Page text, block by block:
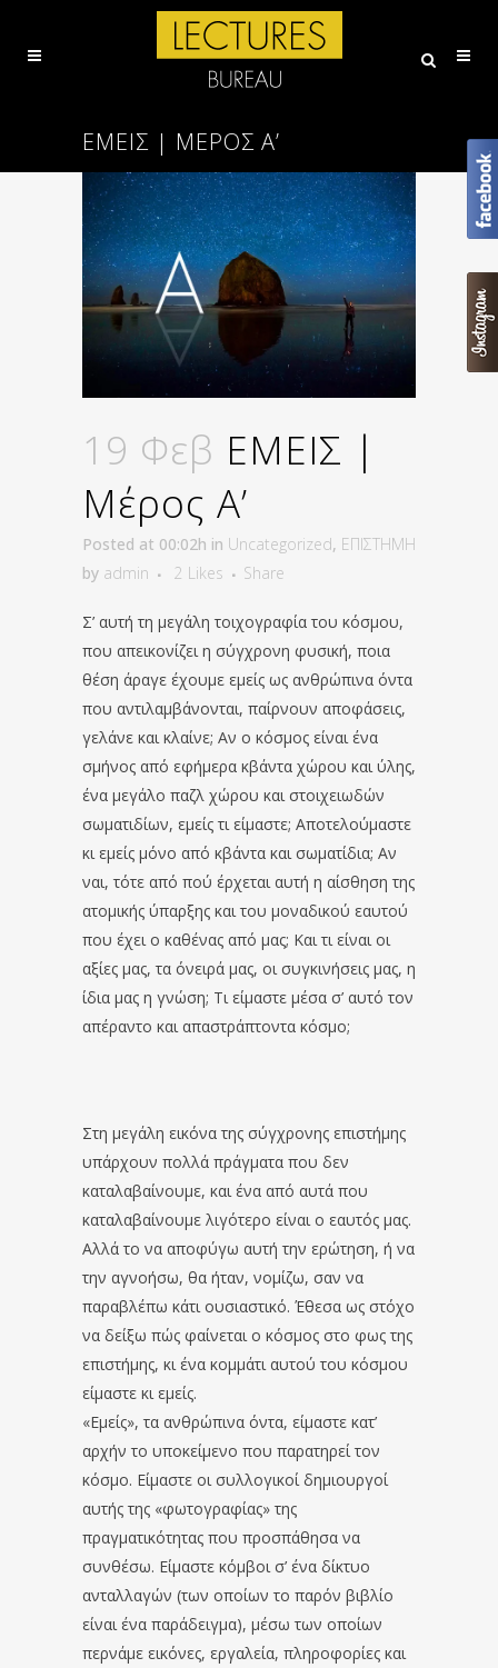
ΕΜΕΙΣ | ΜΈΡΟΣ Α’
19 Φεβ ΕΜΕΙΣ |
Μέρος Α’
Posted at 00:02h in Uncategorized, ΕΠΙΣΤΗΜΗ
by admin 2 Likes Share
Σ’ αυτή τη μεγάλη τοιχογραφία του κόσμου,
που απεικονίζει η σύγχρονη φυσική, ποια
θέση άραγε έχουμε εμείς ως ανθρώπινα όντα
που αντιλαμβάνονται, παίρνουν αποφάσεις,
γελάνε και κλαίνε; Αν ο κόσμος είναι ένα
σμήνος από εφήμερα κβάντα χώρου και ύλης,
ένα μεγάλο παζλ χώρου και στοιχειωδών
σωματιδίων, εμείς τι είμαστε; Αποτελούμαστε
κι εμείς μόνο από κβάντα και σωματίδια; Αν
ναι, τότε από πού έρχεται αυτή η αίσθηση της
ατομικής ύπαρξης και του μοναδικού εαυτού
που έχει ο καθένας από μας; Και τι είναι οι
αξίες μας, τα όνειρά μας, οι συγκινήσεις μας, η
ίδια μας η γνώση; Τι είμαστε μέσα σ’ αυτό τον
απέραντο και απαστράπτοντα κόσμο;
Στη μεγάλη εικόνα της σύγχρονης επιστήμης
υπάρχουν πολλά πράγματα που δεν
καταλαβαίνουμε, και ένα από αυτά που
καταλαβαίνουμε λιγότερο είναι ο εαυτός μας.
Αλλά το να αποφύγω αυτή την ερώτηση, ή να
την αγνοήσω, θα ήταν, νομίζω, σαν να
παραβλέπω κάτι ουσιαστικό. Έθεσα ως στόχο
να δείξω πώς φαίνεται ο κόσμος στο φως της
επιστήμης, κι ένα κομμάτι αυτού του κόσμου
είμαστε κι εμείς.
«Εμείς», τα ανθρώπινα όντα, είμαστε κατ’
αρχήν το υποκείμενο που παρατηρεί τον
κόσμο. Είμαστε οι συλλογικοί δημιουργοί
αυτής της «φωτογραφίας» της
πραγματικότητας που προσπάθησα να
συνθέσω. Είμαστε κόμβοι σ’ ένα δίκτυο
ανταλλαγών (των οποίων το παρόν βιβλίο
είναι ένα παράδειγμα), μέσω των οποίων
περνάμε εικόνες, εργαλεία, πληροφορίες και